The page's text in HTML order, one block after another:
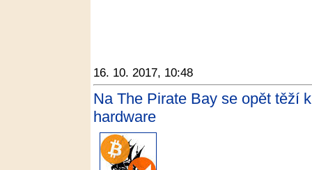
16. 10. 2017, 10:48
Na The Pirate Bay se opět těží
hardware